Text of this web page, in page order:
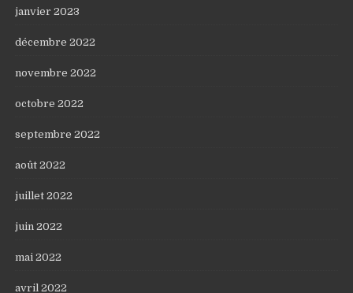
janvier 2023
décembre 2022
novembre 2022
octobre 2022
septembre 2022
août 2022
juillet 2022
juin 2022
mai 2022
avril 2022